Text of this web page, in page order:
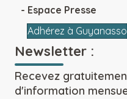
Espace Presse
Adhérez à Guyanasso
Newsletter :
Recevez
d'information